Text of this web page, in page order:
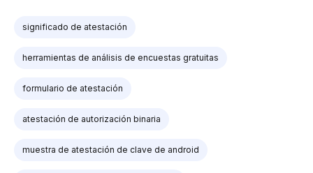
significado de atestación
herramientas de análisis de encuestas gratuitas
formulario de atestación
atestación de autorización binaria
muestra de atestación de clave de android